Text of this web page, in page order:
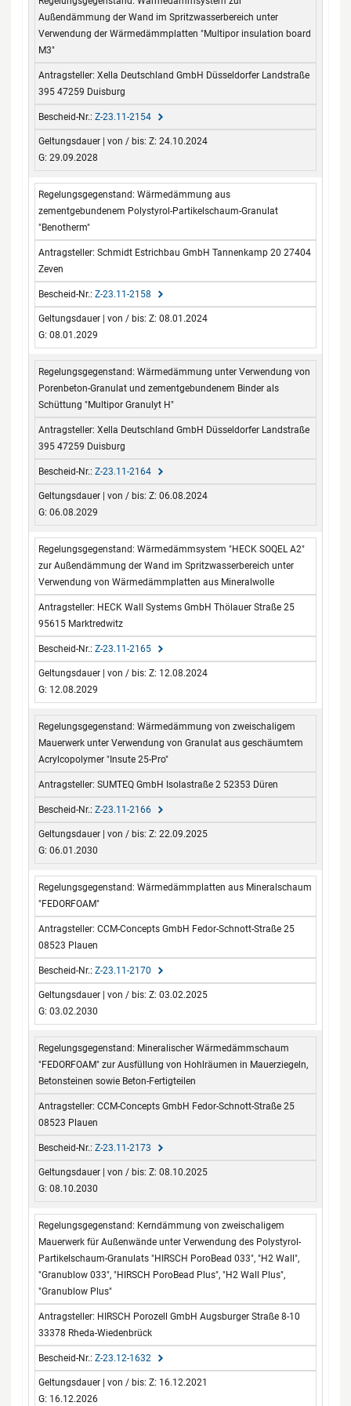
Außendämmung der Wand im Spritzwasserbereich unter
Verwendung der Wärmedämmplatten "Multipor insulation board
M3"
Xella Deutschland GmbH Düsseldorfer Landstraße
395 47259 Duisburg
Z-23.11-2154
Z: 24.10.2024
G: 29.09.2028
Wärmedämmung aus
zementgebundenem Polystyrol-Partikelschaum-Granulat
"Benotherm"
Schmidt Estrichbau GmbH Tannenkamp 20 27404
Zeven
Z-23.11-2158
Z: 08.01.2024
G: 08.01.2029
Wärmedämmung unter Verwendung von
Porenbeton-Granulat und zementgebundenem Binder als
Schüttung "Multipor Granulyt H"
Xella Deutschland GmbH Düsseldorfer Landstraße
395 47259 Duisburg
Z-23.11-2164
Z: 06.08.2024
G: 06.08.2029
Wärmedämmsystem "HECK SOQEL A2"
zur Außendämmung der Wand im Spritzwasserbereich unter
Verwendung von Wärmedämmplatten aus Mineralwolle
HECK Wall Systems GmbH Thölauer Straße 25
95615 Marktredwitz
Z-23.11-2165
Z: 12.08.2024
G: 12.08.2029
Wärmedämmung von zweischaligem
Mauerwerk unter Verwendung von Granulat aus geschäumtem
Acrylcopolymer "Insute 25-Pro"
SUMTEQ GmbH Isolastraße 2 52353 Düren
Z-23.11-2166
Z: 22.09.2025
G: 06.01.2030
Wärmedämmplatten aus Mineralschaum
"FEDORFOAM"
CCM-Concepts GmbH Fedor-Schnott-Straße 25
08523 Plauen
Z-23.11-2170
Z: 03.02.2025
G: 03.02.2030
Mineralischer Wärmedämmschaum
"FEDORFOAM" zur Ausfüllung von Hohlräumen in Mauerziegeln,
Betonsteinen sowie Beton-Fertigteilen
CCM-Concepts GmbH Fedor-Schnott-Straße 25
08523 Plauen
Z-23.11-2173
Z: 08.10.2025
G: 08.10.2030
Kerndämmung von zweischaligem
Mauerwerk für Außenwände unter Verwendung des Polystyrol-
Partikelschaum-Granulats "HIRSCH PoroBead 033", "H2 Wall",
"Granublow 033", "HIRSCH PoroBead Plus", "H2 Wall Plus",
"Granublow Plus"
HIRSCH Porozell GmbH Augsburger Straße 8-10
33378 Rheda-Wiedenbrück
Z-23.12-1632
Z: 16.12.2021
G: 16.12.2026